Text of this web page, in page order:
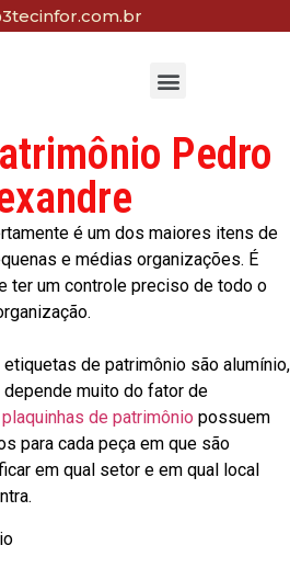
Pedro
é um dos maiores itens de
e médias organizações. É
ter um controle preciso de todo o
de patrimônio são alumínio,
muito do fator de
plaquinhas de patrimônio possuem
para cada peça em que são
em qual setor e em qual local